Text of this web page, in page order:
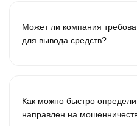
Может ли компания
для вывода средств?
Как можно быстро
направлен на